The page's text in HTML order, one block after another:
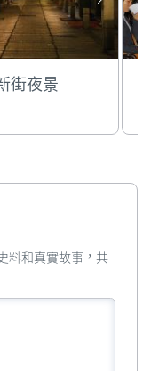
街夜景
料和真實故事，共